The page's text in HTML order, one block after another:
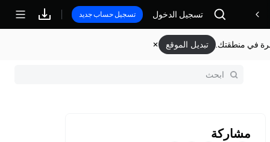
مكافآت
تسجيل الدخول تسجيل حساب جديد
في منطقتك. تبديل الموقع
مشاركة